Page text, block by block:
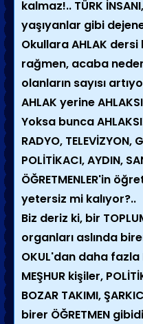
kalmaz!.. TÜRK
yaşıyanlar gibi
Okullara AHLAK
rağmen, acaba
olanların sayısı
AHLAK yerine
Yoksa bunca
RADYO, TELEVİZYON,
POLİTİKACI, AYDIN,
ÖĞRETMENLER'in
yetersiz mi kalıyor?..
Biz deriz ki, bir
organları aslında
OKUL'dan daha fazla
MEŞHUR kişiler,
BOZAR TAKIMI,
birer ÖĞRETMEN